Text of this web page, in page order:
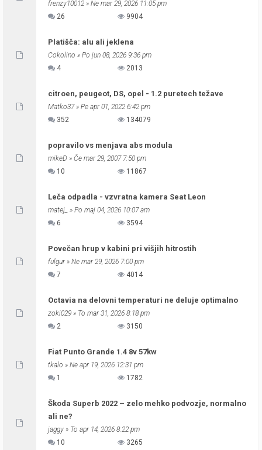
frenzy10012 » Ne mar 29, 2026 11:05 pm
26
9904
Platišča: alu ali jeklena
Cokolino » Po jun 08, 2026 9:36 pm
4
2013
citroen, peugeot, DS, opel - 1.2 puretech težave
Matko37» Pe apr 01, 2022 6:42 pm
352
134079
popravilo vs menjava abs modula
mikeD » Če mar 29, 2007 7:50 pm
10
11867
Leča odpadla - vzvratna kamera Seat Leon
matej_ » Po maj 04, 2026 10:07 am
6
3594
Povečan hrup v kabini pri višjih hitrostih
fulgur» Ne mar 29, 2026 7:00 pm
7
4014
Octavia na delovni temperaturi ne deluje optimalno
zoki029 » To mar 31, 2026 8:18 pm
2
3150
Fiat Punto Grande 1.4 8v 57kw
tkalo » Ne apr 19, 2026 12:31 pm
1
1782
Škoda Superb 2022 – zelo mehko podvozje, normalno
ali ne?
jaggy » To apr 14, 2026 8:22 pm
10
3265